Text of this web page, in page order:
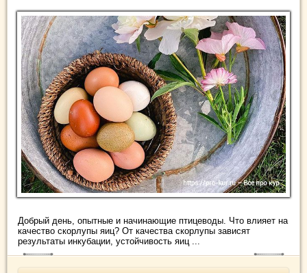
Добрый день, опытные и начинающие птицеводы. Что влияет на
качество скорлупы яиц? От качества скорлупы зависят
результаты инкубации, устойчивость яиц ...